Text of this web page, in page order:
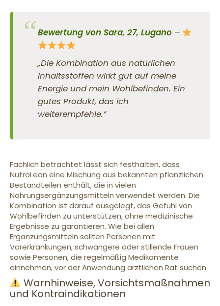
Bewertung von Sara, 27, Lugano –
„Die Kombination aus natürlichen
Inhaltsstoffen wirkt gut auf meine
Energie und mein Wohlbefinden. Ein
gutes Produkt, das ich
weiterempfehle.”
Fachlich betrachtet lässt sich festhalten, dass
NutroLean eine Mischung aus bekannten pflanzlichen
Bestandteilen enthält, die in vielen
Nahrungsergänzungsmitteln verwendet werden. Die
Kombination ist darauf ausgelegt, das Gefühl von
Wohlbefinden zu unterstützen, ohne medizinische
Ergebnisse zu garantieren. Wie bei allen
Ergänzungsmitteln sollten Personen mit
Vorerkrankungen, schwangere oder stillende Frauen
sowie Personen, die regelmäßig Medikamente
einnehmen, vor der Anwendung ärztlichen Rat suchen.
Warnhinweise, Vorsichtsmaßnahmen
und Kontraindikationen